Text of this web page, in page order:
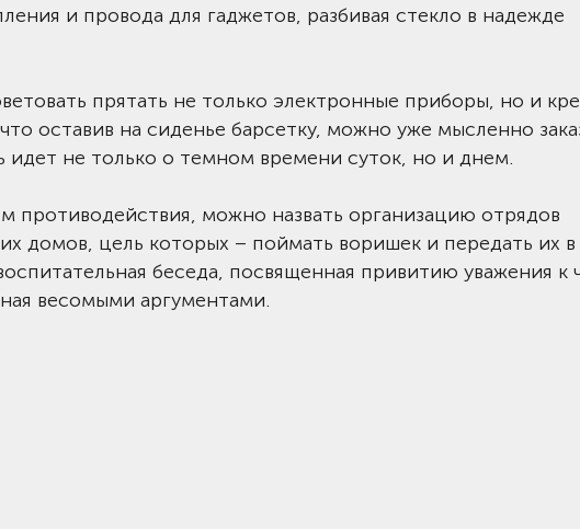
и провода для гаджетов, разбивая стекло в надежде
прятать не только электронные приборы, но и
оставив на сиденье барсетку, можно уже мысленно
идет не только о темном времени суток, но и днем.
можно назвать организацию отрядов
домов, цель которых – поймать воришек и передать их в
беседа, посвященная привитию уважения к
весомыми аргументами.